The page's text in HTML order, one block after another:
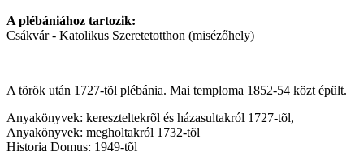
A plébániához tartozik:
Csákvár - Katolikus Szeretetotthon (misézőhely)
A török után 1727-tõl plébánia. Mai temploma 1852-54 közt épült.
Anyakönyvek: kereszteltekrõl és házasultakról 1727-tõl,
Anyakönyvek: megholtakról 1732-tõl
Historia Domus: 1949-tõl